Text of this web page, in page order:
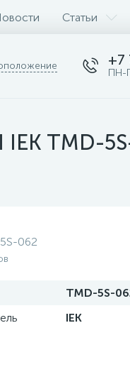
Статьи
+7
ПН-
IEK TMD-
062
TMD-5S-
IEK